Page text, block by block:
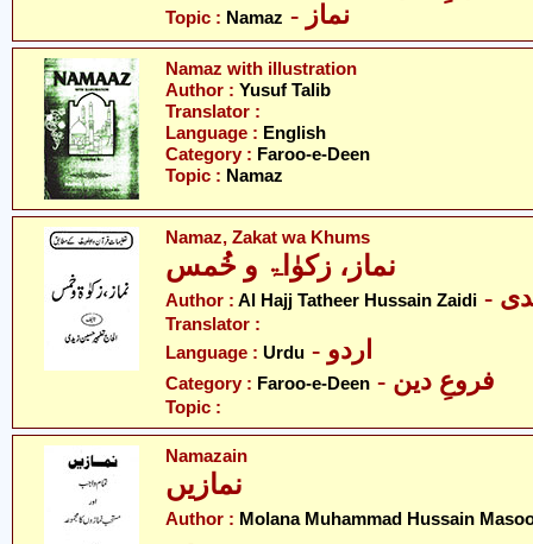
Topic : Namaz - نماز
Namaz with illustration
Author : Yusuf Talib
Translator :
Language : English
Category : Faroo-e-Deen
Topic : Namaz
Namaz, Zakat wa Khums
نماز، زکوٰاۃ و خُمس
Author : Al Hajj Tatheer Hussain Zaidi
Translator :
Language : Urdu - اردو
Category : Faroo-e-Deen - فروعِ دین
Topic :
Namazain
Author : Molana Muhammad Hussain